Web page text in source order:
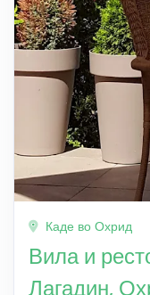
Каде во Охрид
Вила и
Лагадин,